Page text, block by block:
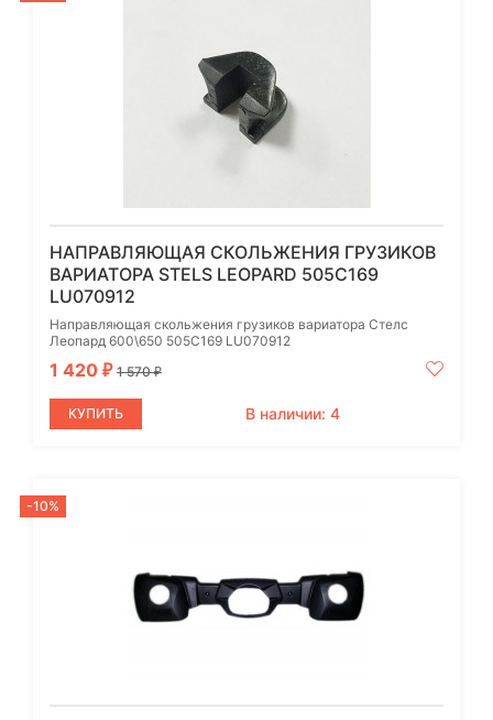
НАПРАВЛЯЮЩАЯ СКОЛЬЖЕНИЯ ГРУЗИКОВ
ВАРИАТОРА STELS LEOPARD 505C169
LU070912
Направляющая скольжения грузиков вариатора Стелс
Леопард 600\650 505C169 LU070912
1 420 ₽ 1 570₽
КУПИТЬ В наличии: 4
-10%